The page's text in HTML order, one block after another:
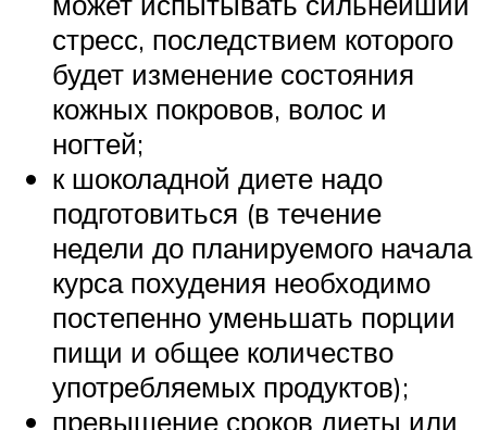
стресс, последствием которого
будет изменение состояния
кожных покровов, волос и
ногтей;
к шоколадной диете надо
подготовиться (в течение
недели до планируемого начала
курса похудения необходимо
постепенно уменьшать порции
пищи и общее количество
употребляемых продуктов);
превышение сроков диеты или